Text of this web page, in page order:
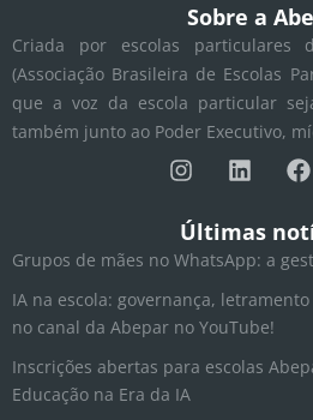
Sobre a
Criada por escolas particulares
(Associação Brasileira de Escolas
que a voz da escola particular
também junto ao Poder Executivo,
I
n
t
a
g
r
a
L
i
k
e
d
i
n
F
a
e
b
o
o
Últimas
Grupos de mães no WhatsApp: a
IA na escola: governança,
no canal da Abepar no YouTube!
Inscrições abertas para escolas
Educação na Era da IA